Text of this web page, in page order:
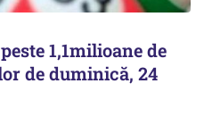
1,1milioane de
de duminică, 24